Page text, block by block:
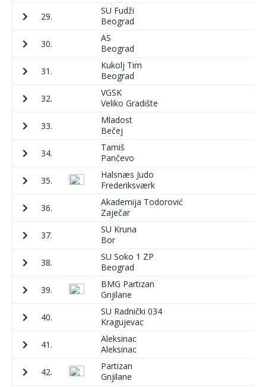
29.
SU Fudži
Beograd
30.
AS
Beograd
31.
Kukolj Tim
Beograd
32.
VGSK
Veliko Gradište
33.
Mladost
Bečej
34.
Tamiš
Pančevo
35.
Halsnæs Judo
Frederiksværk
36.
Akademija Todorović
Zaječar
37.
SU Kruna
Bor
38.
SU Soko 1 ZP
Beograd
39.
BMG Partizan
Gnjilane
40.
SU Radnički 034
Kragujevac
41.
Aleksinac
Aleksinac
42.
Partizan
Gnjilane